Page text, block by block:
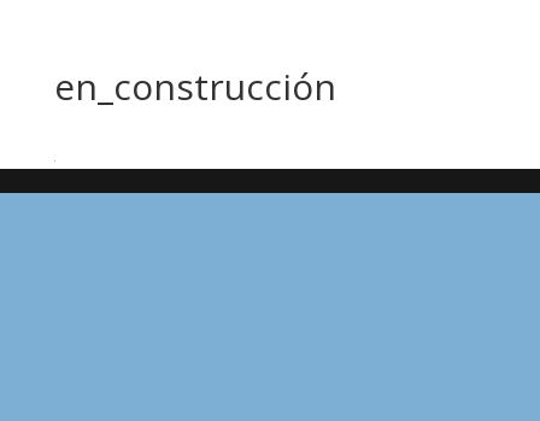
en_construcción